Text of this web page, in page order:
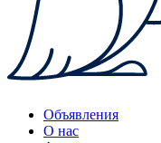
Объявления
О нас